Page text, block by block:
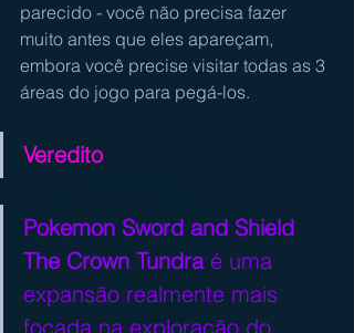
parecido - você não precisa fazer
muito antes que eles apareçam,
embora você precise visitar todas as 3
áreas do jogo para pegá-los.
Veredito
Pokemon Sword and Shield
The Crown Tundra é uma
expansão realmente mais
focada na exploração do